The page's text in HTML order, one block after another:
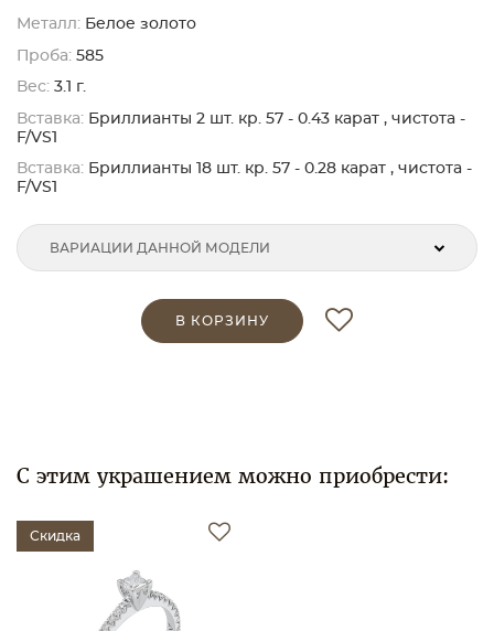
Металл: Белое золото
Проба: 585
Вес: 3.1 г.
Вставка: Бриллианты 2 шт. кр. 57 - 0.43 карат , чистота -
F/VS1
Вставка: Бриллианты 18 шт. кр. 57 - 0.28 карат , чистота -
F/VS1
ВАРИАЦИИ ДАННОЙ МОДЕЛИ
В КОРЗИНУ
С этим украшением можно приобрести:
Скидка